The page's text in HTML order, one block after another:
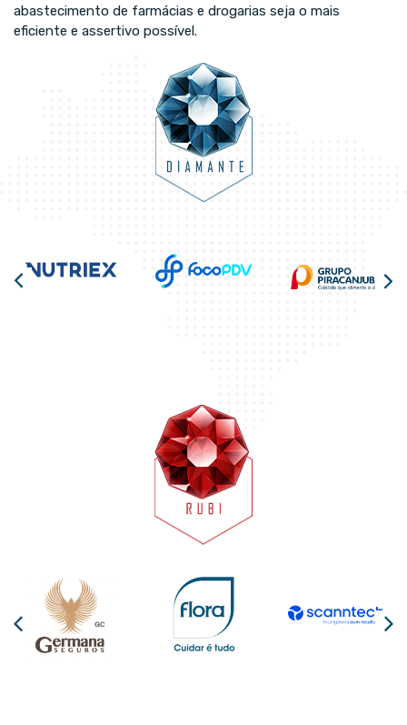
abastecimento de farmácias e drogarias seja o mais
eficiente e assertivo possível.